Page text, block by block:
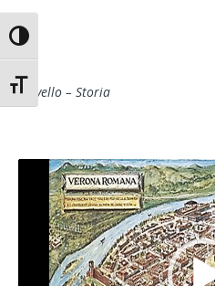
Attiva/disattiva alto contrasto
Attiva/disattiva dimensione testo
I Livello – Storia
Video
Player